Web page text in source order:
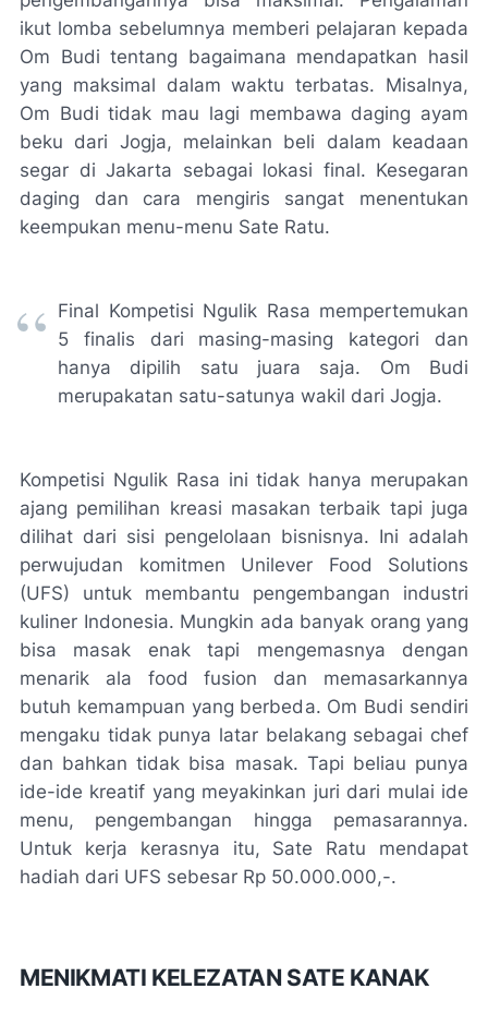
ikut lomba sebelumnya memberi pelajaran kepada
Om Budi tentang bagaimana mendapatkan hasil
yang maksimal dalam waktu terbatas. Misalnya,
Om Budi tidak mau lagi membawa daging ayam
beku dari Jogja, melainkan beli dalam keadaan
segar di Jakarta sebagai lokasi final. Kesegaran
daging dan cara mengiris sangat menentukan
keempukan menu-menu Sate Ratu.
Final Kompetisi Ngulik Rasa mempertemukan
5 finalis dari masing-masing kategori dan
hanya dipilih satu juara saja. Om Budi
merupakatan satu-satunya wakil dari Jogja.
Kompetisi Ngulik Rasa ini tidak hanya merupakan
ajang pemilihan kreasi masakan terbaik tapi juga
dilihat dari sisi pengelolaan bisnisnya. Ini adalah
perwujudan komitmen Unilever Food Solutions
(UFS) untuk membantu pengembangan industri
kuliner Indonesia. Mungkin ada banyak orang yang
bisa masak enak tapi mengemasnya dengan
menarik ala food fusion dan memasarkannya
butuh kemampuan yang berbeda. Om Budi sendiri
mengaku tidak punya latar belakang sebagai chef
dan bahkan tidak bisa masak. Tapi beliau punya
ide-ide kreatif yang meyakinkan juri dari mulai ide
menu, pengembangan hingga pemasarannya.
Untuk kerja kerasnya itu, Sate Ratu mendapat
hadiah dari UFS sebesar Rp 50.000.000,-.
MENIKMATI KELEZATAN SATE KANAK